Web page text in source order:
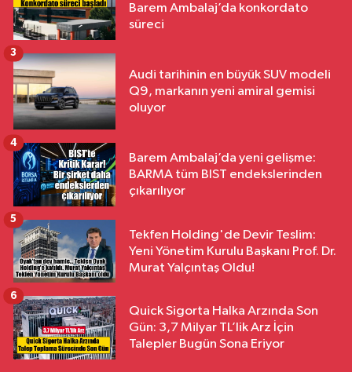
Barem Ambalaj’da konkordato
süreci
Audi tarihinin en büyük SUV modeli
Q9, markanın yeni amiral gemisi
oluyor
3
Barem Ambalaj’da yeni gelişme:
BARMA tüm BIST endekslerinden
çıkarılıyor
4
Tekfen Holding'de Devir Teslim:
Yeni Yönetim Kurulu Başkanı Prof. Dr.
Murat Yalçıntaş Oldu!
5
Quick Sigorta Halka Arzında Son
Gün: 3,7 Milyar TL’lik Arz İçin
Talepler Bugün Sona Eriyor
6